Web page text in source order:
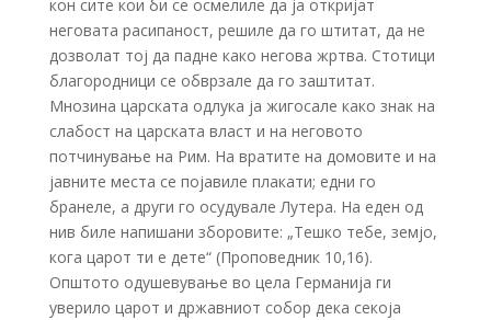
кон сите кои би се осмелиле да ја откријат
неговата расипаност, решиле да го штитат, да не
дозволат тој да падне како негова жртва. Стотици
благородници се обврзале да го заштитат.
Мнозина царската одлука ја жигосале како знак на
слабост на царската власт и на неговото
потчинување на Рим. На вратите на домовите и на
јавните места се појавиле плакати; едни го
бранеле, а други го осудувале Лутера. На еден од
нив биле напишани зборовите: „Тешко тебе, земјо,
кога царот ти е дете“ (Проповедник 10,16).
Општото одушевување во цела Германија ги
уверило царот и државниот собор дека секоја